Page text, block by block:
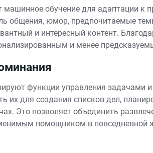
обучение для адаптации к
общения, юмор, предпочитаемые
и интересный контент.
и менее
функции управления задачами и
их для создания списков дел,
Это позволяет объединить
помощником в повседневной